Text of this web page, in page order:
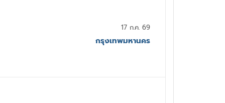
17 ก.ค. 69
กรุงเทพมหานคร